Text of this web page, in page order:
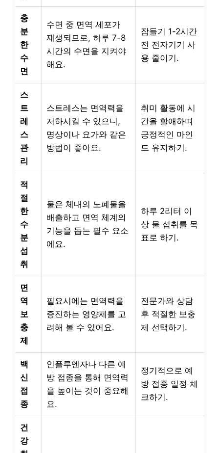
충
분
한
수
면
수면 중 면역 세포가
재생되므로, 하루 7-8
시간의 수면을 지켜야
해요.
잠들기 1-2시간
전 전자기기 사
용 줄이기.
스
트
레
스
관
리
스트레스는 면역력을
저하시킬 수 있으니,
명상이나 요가와 같은
방법이 좋아요.
취미 활동에 시
간을 할애하며
긍정적인 마인
드 유지하기.
적
절
한
수
분
섭
취
물은 체내의 노폐물을
배출하고 면역 체계의
기능을 돕는 필수 요소
에요.
하루 2리터 이
상 물 섭취를 목
표로 하기.
면
역
보
충
제
필요시에는 면역력을
증진하는 영양제를 고
려해 볼 수 있어요.
전문가와 상담
후 적절한 보충
제 선택하기.
백
신
접
종
인플루엔자나 다른 예
방 접종을 통해 면역력
을 높이는 것이 중요해
요.
정기적으로 예
방 접종 일정 체
크하기.
건
강